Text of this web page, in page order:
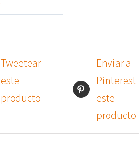
Tweetear
este
producto
Enviar a
Pinterest
este
producto